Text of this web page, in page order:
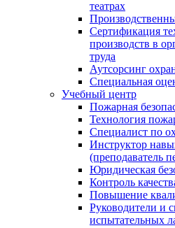
театрах
Сертификация
производств в
труда
Аутсорсинг
Специальная
Учебный центр
Пожарная
Технология
Специалист по
Инструктор
(преподаватель
Юридическая
Контроль
Повышение
Руководители и
испытательных